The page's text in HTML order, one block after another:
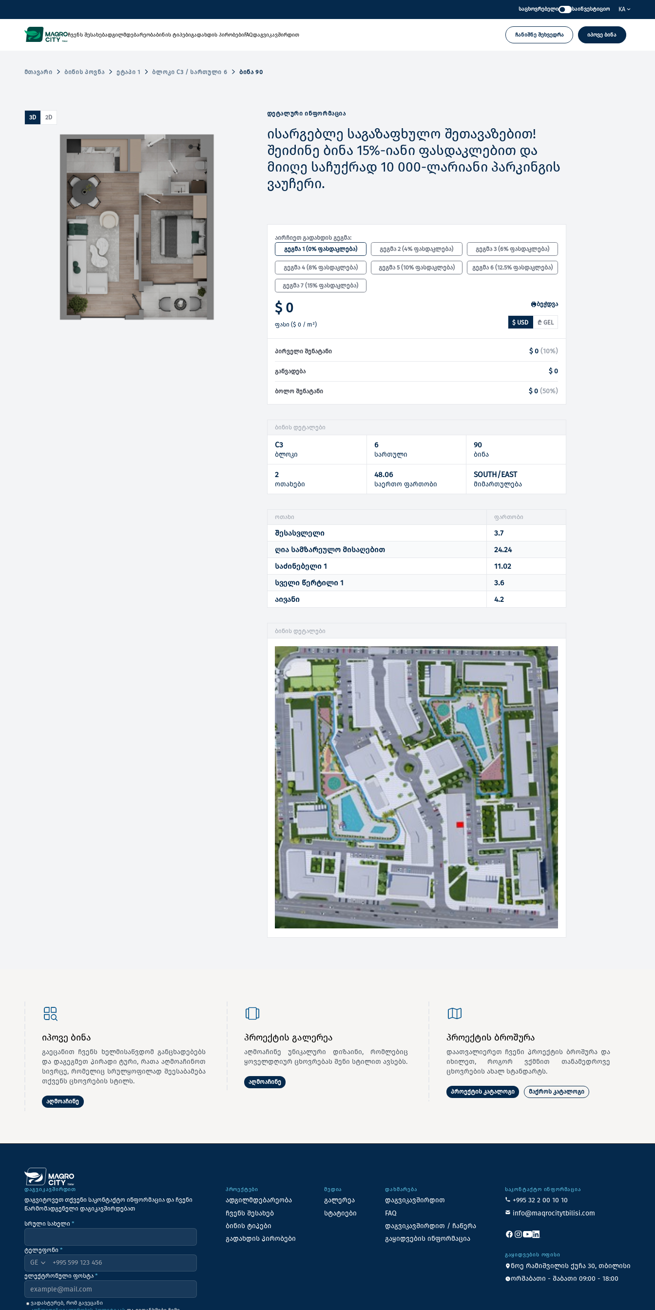
საცხოვრებელი საინვესტიციო KA
ჩვენს შესახებადგილმდებარეობაბინის ტიპებიგადახდის პირობებიFAQდაგვიკავშირდით ჩანიშნე შეხვედრა იპოვე ბინა
ᲛᲗᲐᲕᲐᲠᲘ ᲑᲘᲜᲘᲡ ᲞᲝᲕᲜᲐ ᲔᲢᲐᲞᲘ 1 ᲑᲚᲝᲙᲘ C3 / ᲡᲐᲠᲗᲣᲚᲘ 6 ᲑᲘᲜᲐ 90
3D 2D
ᲓᲔᲢᲐᲚᲣᲠᲘ ᲘᲜᲤᲝᲠᲛᲐᲪᲘᲐ
ისარგებლე საგაზაფხულო შეთავაზებით!
შეიძინე ბინა 15%-იანი ფასდაკლებით და
მიიღე საჩუქრად 10 000-ლარიანი პარკინგის
ვაუჩერი.
აირჩიეთ გადახდის გეგმა:
გეგმა 1 (0% ფასდაკლება) გეგმა 2 (4% ფასდაკლება) გეგმა 3 (6% ფასდაკლება)
გეგმა 4 (8% ფასდაკლება) გეგმა 5 (10% ფასდაკლება) გეგმა 6 (12.5% ფასდაკლება)
გეგმა 7 (15% ფასდაკლება)
$ 0
ფასი ($ 0 / m²)
ბეჭდვა
$ USD ₾ GEL
პირველი შენატანი $ 0 (10%)
განვადება $ 0
ბოლო შენატანი $ 0 (50%)
ბინის დეტალები
C3
ბლოკი
6
სართული
90
ბინა
2
ოთახები
48.06
საერთო ფართობი
SOUTH/EAST
მიმართულება
ოთახი ფართობი
შესასვლელი
3.7
ღია სამზარეულო მისაღებით
24.24
საძინებელი 1
11.02
სველი წერტილი 1
3.6
აივანი
4.2
ბინის დეტალები
იპოვე ბინა
გაეცანით ჩვენს ხელმისაწვდომ განცხადებებს
და დაგეგმეთ პირადი ტური, რათა აღმოაჩინოთ
სივრცე, რომელიც სრულყოფილად შეესაბამება
თქვენს ცხოვრების სტილს.
აღმოაჩინე
პროექტის გალერეა
აღმოაჩინე უნიკალური დიზაინი, რომლებიც
ყოველდღიურ ცხოვრებას შენი სტილით ავსებს.
აღმოაჩინე
პროექტის ბროშურა
დაათვალიერეთ ჩვენი პროექტის ბროშურა და
იხილეთ, როგორ ვქმნით თანამედროვე
ცხოვრების ახალ სტანდარტს.
პროექტის კატალოგი მაქროს კატალოგი
ᲓᲐᲒᲕᲘᲙᲐᲕᲨᲘᲠᲓᲘᲗ
დაგვიტოვეთ თქვენი საკონტაქტო ინფორმაცია და ჩვენი
წარმომადგენელი დაგიკავშირდებათ
სრული სახელი *
ტელეფონი *
+995
ელექტრონული ფოსტა *
ვადასტურებ, რომ გავეცანი
ᲞᲠᲝᲔᲥᲢᲔᲑᲘ
ადგილმდებარეობა
ჩვენს შესახებ
ბინის ტიპები
გადახდის პირობები
ᲛᲔᲓᲘᲐ
გალერეა
სტატიები
ᲓᲐᲮᲛᲐᲠᲔᲑᲐ
დაგვიკავშირდით
FAQ
დაგვიკავშირდით / ჩაწერა
გაყიდვების ინფორმაცია
ᲡᲐᲙᲝᲜᲢᲐᲥᲢᲝ ᲘᲜᲤᲝᲠᲛᲐᲪᲘᲐ
+995 32 2 00 10 10
info@maqrocitytbilisi.com
ᲒᲐᲧᲘᲓᲕᲔᲑᲘᲡ ᲝᲤᲘᲡᲘ
ნოე რამიშვილის ქუჩა 30, თბილისი
ორშაბათი - შაბათი 09:00 - 18:00